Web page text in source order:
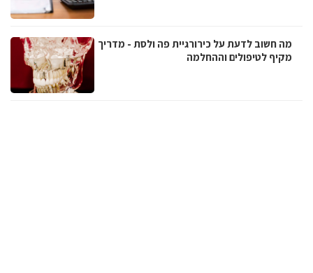
מה חשוב לדעת על כירורגיית פה ולסת - מדריך
מקיף לטיפולים וההחלמה